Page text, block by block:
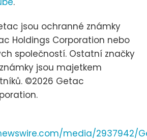
jsou ochranné známky
Holdings Corporation nebo
společností. Ostatní značky
jsou majetkem
©2026 Getac
media/2937942/